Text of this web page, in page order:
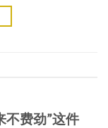
不费劲”这件